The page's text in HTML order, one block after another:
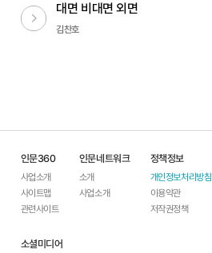
다음글
대면 비대면 외면
김찬호
인문360
사업소개
사이트맵
관련사이트
인문네트워크
소개
사업소개
정책정보
개인정보처리방침
이용약관
저작권정책
소셜미디어